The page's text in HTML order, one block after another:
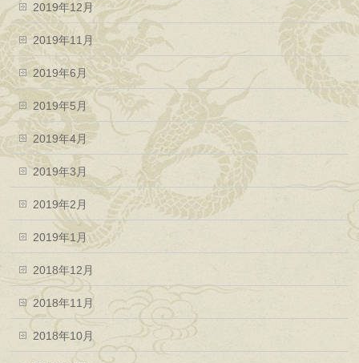
2019年12月
2019年11月
2019年6月
2019年5月
2019年4月
2019年3月
2019年2月
2019年1月
2018年12月
2018年11月
2018年10月